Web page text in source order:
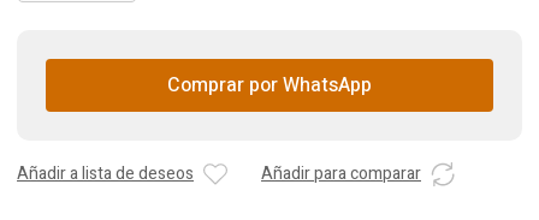
Comprar por WhatsApp
Añadir a lista de deseos Añadir para comparar